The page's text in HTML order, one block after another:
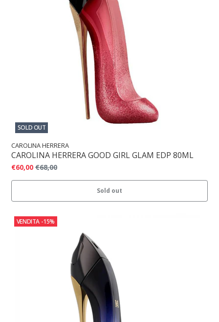
SOLD OUT
CAROLINA HERRERA
CAROLINA HERRERA GOOD GIRL GLAM EDP 80ML
€60,00 €68,00
Sold out
VENDITA -15%